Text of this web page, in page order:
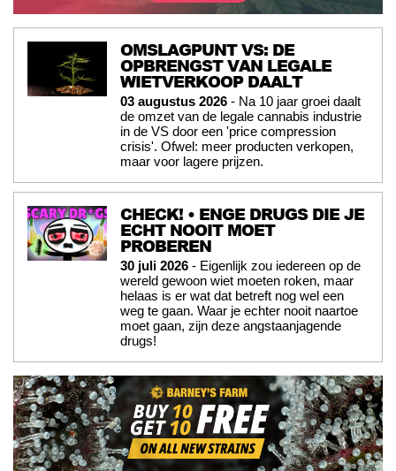
OMSLAGPUNT VS: DE
OPBRENGST VAN LEGALE
WIETVERKOOP DAALT
03 augustus 2026 - Na 10 jaar groei daalt
de omzet van de legale cannabis industrie
in de VS door een 'price compression
crisis'. Ofwel: meer producten verkopen,
maar voor lagere prijzen.
CHECK! • ENGE DRUGS DIE JE
ECHT NOOIT MOET
PROBEREN
30 juli 2026 - Eigenlijk zou iedereen op de
wereld gewoon wiet moeten roken, maar
helaas is er wat dat betreft nog wel een
weg te gaan. Waar je echter nooit naartoe
moet gaan, zijn deze angstaanjagende
drugs!